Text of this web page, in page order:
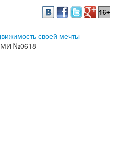
своей мечты
№0618